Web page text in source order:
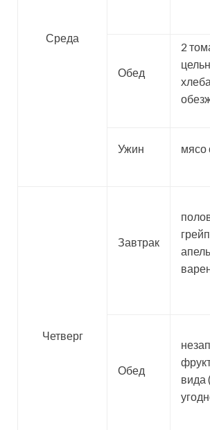
Среда
Обед
2
Ужин мясо
Четверг
Завтрак
Обед
вида